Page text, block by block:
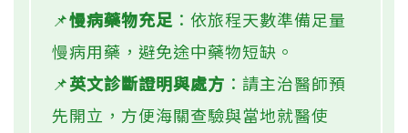
📌慢病藥物充足 ：依旅程天數準備足量
慢病用藥，避免途中藥物短缺。
📌英文診斷證明與處方 ：請主治醫師預
先開立，方便海關查驗與當地就醫使